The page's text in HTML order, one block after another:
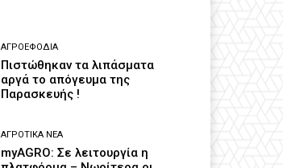
ΑΓΡΟΕΦΌΔΙΑ
Πιστώθηκαν τα λιπάσματα
αργά το απόγευμα της
Παρασκευής !
ΑΓΡΟΤΙΚΆ ΝΈΑ
myAGRO: Σε λειτουργία η